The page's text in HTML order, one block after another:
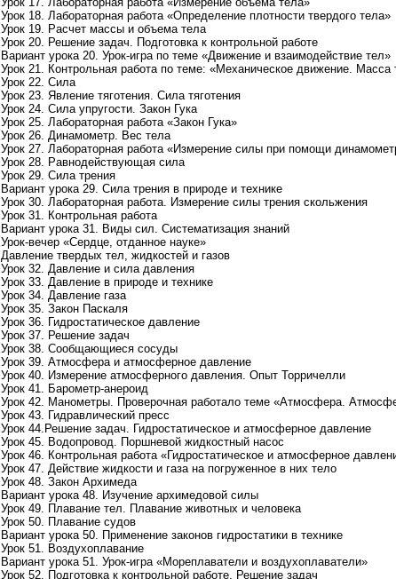
Урок 18. Лабораторная работа «Определение плотности твердого тела»
Урок 19. Расчет массы и объема тела
Урок 20. Решение задач. Подготовка к контрольной работе
Вариант урока 20. Урок-игра по теме «Движение и взаимодействие тел»
Урок 21. Контрольная работа по теме: «Механическое движение.
Урок 22. Сила
Урок 23. Явление тяготения. Сила тяготения
Урок 24. Сила упругости. Закон Гука
Урок 25. Лабораторная работа «Закон Гука»
Урок 26. Динамометр. Вес тела
Урок 27. Лабораторная работа «Измерение силы при помощи
Урок 28. Равнодействующая сила
Урок 29. Сила трения
Вариант урока 29. Сила трения в природе и технике
Урок 30. Лабораторная работа. Измерение силы трения скольжения
Урок 31. Контрольная работа
Вариант урока 31. Виды сил. Систематизация знаний
Урок-вечер «Сердце, отданное науке»
Давление твердых тел, жидкостей и газов
Урок 32. Давление и сила давления
Урок 33. Давление в природе и технике
Урок 34. Давление газа
Урок 35. Закон Паскаля
Урок 36. Гидростатическое давление
Урок 37. Решение задач
Урок 38. Сообщающиеся сосуды
Урок 39. Атмосфера и атмосферное давление
Урок 40. Измерение атмосферного давления. Опыт Торричелли
Урок 41. Барометр-анероид
Урок 42. Манометры. Проверочная работало теме «Атмосфера.
Урок 43. Гидравлический пресс
Урок 44.Решение задач. Гидростатическое и атмосферное давление
Урок 45. Водопровод. Поршневой жидкостный насос
Урок 46. Контрольная работа «Гидростатическое и атмосферное
Урок 47. Действие жидкости и газа на погруженное в них тело
Урок 48. Закон Архимеда
Вариант урока 48. Изучение архимедовой силы
Урок 49. Плавание тел. Плавание животных и человека
Урок 50. Плавание судов
Вариант урока 50. Применение законов гидростатики в технике
Урок 51. Воздухоплавание
Вариант урока 51. Урок-игра «Мореплаватели и воздухоплаватели»
Урок 52. Подготовка к контрольной работе. Решение задач